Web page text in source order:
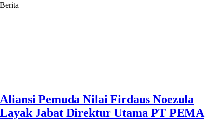
Berita
Aliansi Pemuda Nilai Firdaus Noezula
Layak Jabat Direktur Utama PT PEMA